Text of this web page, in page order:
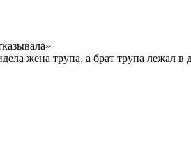
жена трупа, а брат трупа лежал в